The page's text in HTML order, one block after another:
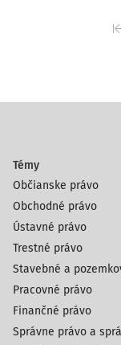
Témy
Občianske právo
Obchodné právo
Ústavné právo
Trestné právo
Stavebné a
Pracovné právo
Finančné právo
Správne právo a